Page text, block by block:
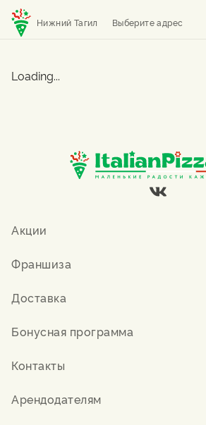
Нижний Тагил Выберите адрес
Loading...
Акции
Франшиза
Доставка
Бонусная программа
Контакты
Арендодателям